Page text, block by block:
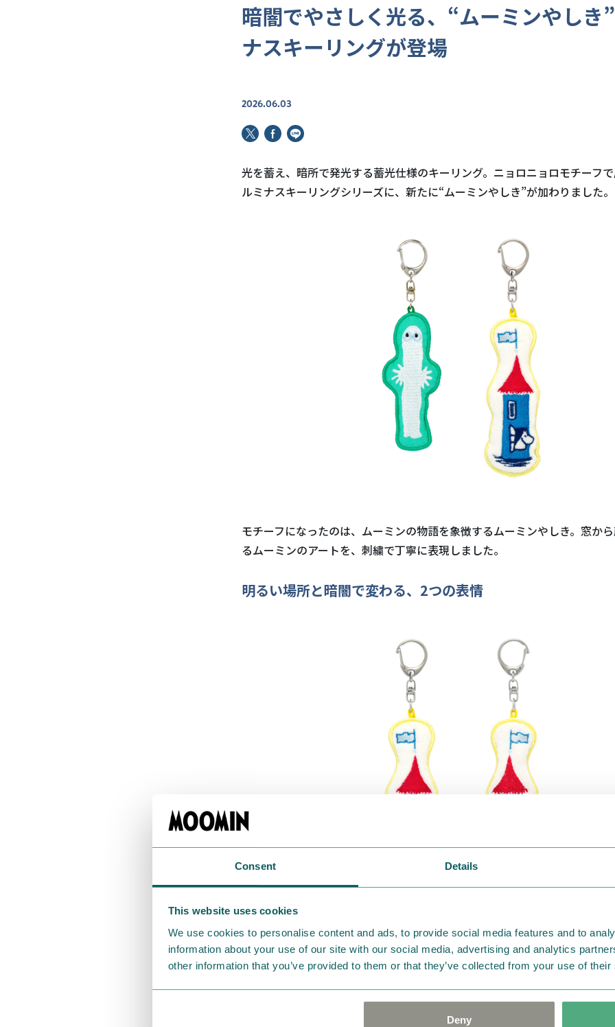
Consent Details
This website uses cookies
We use cookies to personalise content and ads, to provide social media features and to
information about your use of our site with our social media, advertising and analytics
other information that you’ve provided to them or that they’ve collected from your use of
Deny
暗闇でやさしく光る、“ムーミンやしき
ナスキーリングが登場
2026.06.03
光を蓄え、暗所で発光する蓄光仕様のキーリング。ニョロニョロモチーフ
ルミナスキーリングシリーズに、新たに“ムーミンやしき”が加わりました。
モチーフになったのは、ムーミンの物語を象徴するムーミンやしき。窓か
るムーミンのアートを、刺繍で丁寧に表現しました。
明るい場所と暗闇で変わる、2つの表情
白をベースに、赤と青のコントラストが映えるカラーリングに仕上げました
として添えたレモンイエローのパイピングもポイントです。ぷっくりとし
フォルムと、やわらかな手触りが、やさしい雰囲気を引き立てています。